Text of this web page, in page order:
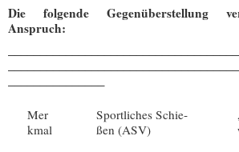
Die fol­gen­de Gegen­über­stel­lung
Anspruch:
Mer
k­mal
Sport­li­ches Schie­
ßen (ASV)